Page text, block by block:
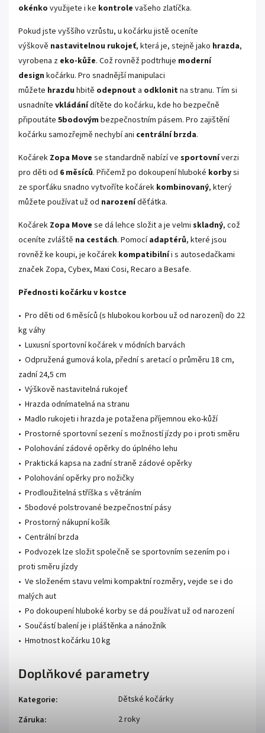
okénko využijete i ke kontrole vašeho zlatíčka.
Pokud jste vyššího vzrůstu, u kočárku jistě oceníte
výškově nastavitelnou rukojeť, která je, stejně jako hrazda,
vyrobena z eko-kůže. Což rovněž podtrhuje moderní
design kočárku. Pro snadnější manipulaci
můžete hrazdu hbitě odepnout a odklonitna stranu. Tím si
usnadníte vkládánídítěte do kočárku, kde ho bezpečně
připoutáte 5bodovým bezpečnostním pásem. Pro zajištění
kočárku samozřejmě nechybí ani centrální brzda.
Kočárek Zopa Move se standardně nabízí ve sportovníverzi
pro děti od 6 měsíců. Přičemž po dokoupení hluboké korbysi
ze sporťáku snadno vytvoříte kočárek kombinovaný, který
můžete používat už od narozeníděťátka.
Kočárek Zopa Move se dá lehce složit a je velmi skladný, což
oceníte zvláště na cestách. Pomocí adaptérů, které jsou
rovněž ke koupi, je kočárek kompatibilníi s autosedačkami
značek Zopa, Cybex, Maxi Cosi, Recaro a Besafe.
Přednosti kočárku v kostce
• Pro děti od 6 měsíců (s hlubokou korbou už od narození) do 22
kg váhy
• Luxusní sportovní kočárek v módních barvách
• Odpružená gumová kola, přední s aretací o průměru 18 cm,
zadní 24,5 cm
• Výškově nastavitelná rukojeť
• Hrazda odnímatelná na stranu
• Madlo rukojeti i hrazda je potažena příjemnou eko-kůží
• Prostorné sportovní sezení s možností jízdy po i proti směru
• Polohování zádové opěrky do úplného lehu
• Praktická kapsa na zadní straně zádové opěrky
• Polohování opěrky pro nožičky
• Prodloužitelná stříška s větráním
• 5bodové polstrované bezpečnostní pásy
• Prostorný nákupní košík
• Centrální brzda
• Podvozek lze složit společně se sportovním sezením po i
proti směru jízdy
• Ve složeném stavu velmi kompaktní rozměry, vejde se i do
malých aut
• Po dokoupení hluboké korby se dá používat už od narození
• Součástí balení je i pláštěnka a nánožník
• Hmotnost kočárku 10 kg
Doplňkové parametry
Kategorie:
Dětské kočárky
Záruka: 2 roky